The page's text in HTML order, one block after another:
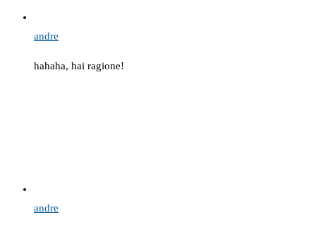
andre
hahaha, hai ragione!
andre